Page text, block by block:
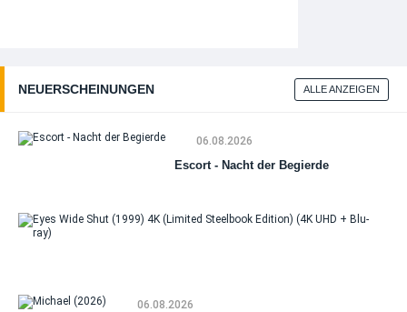
NEUERSCHEINUNGEN ALLE ANZEIGEN
06.08.2026
Escort - Nacht der Begierde
06.08.2026